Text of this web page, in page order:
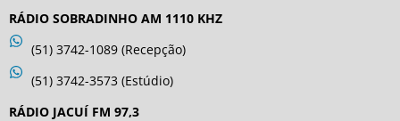
RÁDIO SOBRADINHO AM 1110 KHZ
(51) 3742-1089 (Recepção)
(51) 3742-3573 (Estúdio)
RÁDIO JACUÍ FM 97,3